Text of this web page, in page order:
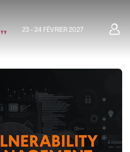
23 - 24 FÉVRIER 2027